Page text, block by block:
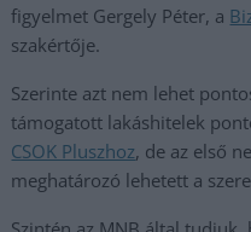
figyelmet Gergely Péter, a
szakértője.
Szerinte azt nem lehet
támogatott lakáshitelek
CSOK Pluszhoz, de az első
meghatározó lehetett a